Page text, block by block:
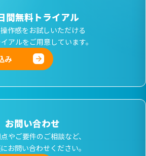
間無料トライアル
作感をお試しいただける
アルをご用意しています。
み
お問い合わせ
やご要件のご相談など、
お問い合わせください。